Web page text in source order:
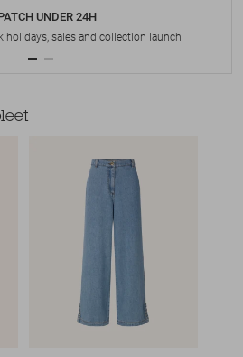
UNDER 24H
holidays, sales and collection launch